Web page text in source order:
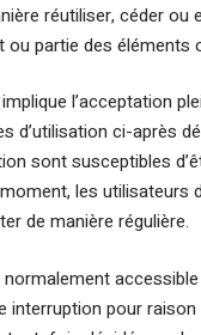
réutiliser, céder ou
partie des éléments
l’acceptation
d’utilisation ci-après
sont susceptibles
les utilisateurs
de manière régulière.
interruption pour